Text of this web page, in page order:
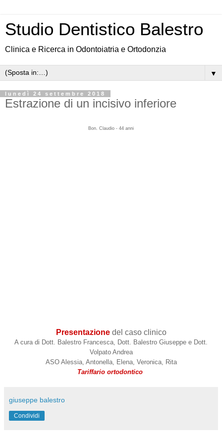
Studio Dentistico Balestro
Clinica e Ricerca in Odontoiatria e Ortodonzia
▼
lunedì 24 settembre 2018
Estrazione di un incisivo inferiore
Bon. Claudio - 44 anni
Presentazione del caso clinico
A cura di Dott. Balestro Francesca, Dott. Balestro Giuseppe e Dott.
Volpato Andrea
ASO Alessia, Antonella, Elena, Veronica, Rita
Tariffario ortodontico
giuseppe balestro
Condividi